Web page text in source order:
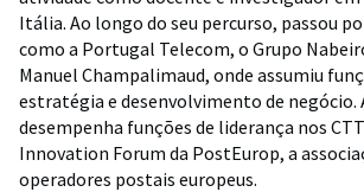
Itália. Ao longo do seu percurso, passou
como a Portugal Telecom, o Grupo
Manuel Champalimaud, onde assumiu
estratégia e desenvolvimento de
desempenha funções de liderança nos
Innovation Forum da PostEurop, a
operadores postais europeus.